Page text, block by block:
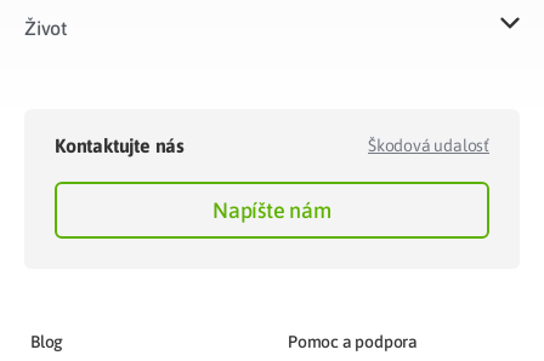
Život​
Kontaktujte nás Škodová udalosť
Napíšte nám
Blog Pomoc a podpora